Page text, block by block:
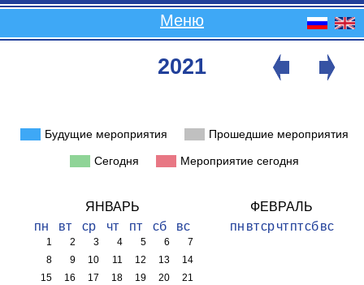
Меню
2021
Будущие мероприятия Прошедшие мероприятия
Сегодня Мероприятие сегодня
ЯНВАРЬ
пн
вт ср чт пт сб вс
1 2 3 4 5 6
7
8
9 10 11 12 13
14
15
16 17 18 19 20
21
ФЕВРАЛЬ
пн втср чт птсб вс